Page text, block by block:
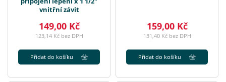
vnitřní závit
149,00 Kč
123,14 Kč bez DPH
Přidat do košíku
159,00 Kč
131,40 Kč bez DPH
Přidat do košíku